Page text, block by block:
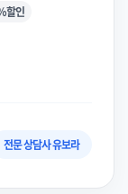
할인
전문 상담사 유보라